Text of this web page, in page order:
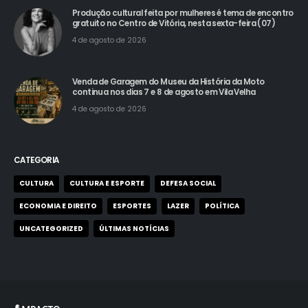
Produção cultural feita por mulheres é tema de encontro
gratuito no Centro de Vitória, nesta sexta-feira (07)
4 de agosto de 2026
Venda de Garagem do Museu da História da Moto
continua nos dias 7 e 8 de agosto em Vila Velha
4 de agosto de 2026
CULTURA CULTURA E ESPORTE DEFESA SOCIAL
ECONOMIA E DIREITO ESPORTES LAZER POLÍTICA
UNCATEGORIZED ÚLTIMAS NOTÍCIAS